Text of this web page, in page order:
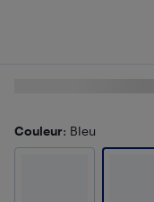
Couleur: Bleu